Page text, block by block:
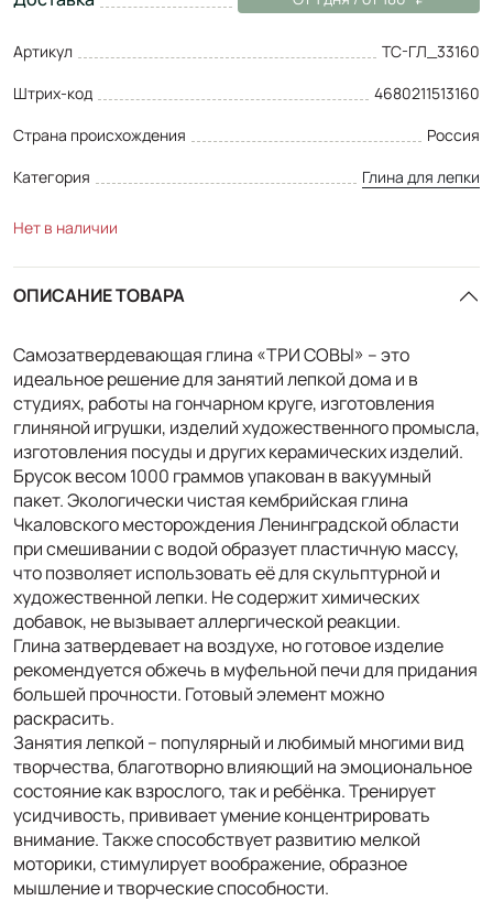
Артикул
ТС-ГЛ_33160
Штрих-код
4680211513160
Страна происхождения
Россия
Категория
Глина для лепки
Нет в наличии
ОПИСАНИЕ ТОВАРА
Самозатвердевающая глина «ТРИ СОВЫ» – это
идеальное решение для занятий лепкой дома и в
студиях, работы на гончарном круге, изготовления
глиняной игрушки, изделий художественного промысла,
изготовления посуды и других керамических изделий.
Брусок весом 1000 граммов упакован в вакуумный
пакет. Экологически чистая кембрийская глина
Чкаловского месторождения Ленинградской области
при смешивании с водой образует пластичную массу,
что позволяет использовать её для скульптурной и
художественной лепки. Не содержит химических
добавок, не вызывает аллергической реакции.
Глина затвердевает на воздухе, но готовое изделие
рекомендуется обжечь в муфельной печи для придания
большей прочности. Готовый элемент можно
раскрасить.
Занятия лепкой – популярный и любимый многими вид
творчества, благотворно влияющий на эмоциональное
состояние как взрослого, так и ребёнка. Тренирует
усидчивость, прививает умение концентрировать
внимание. Также способствует развитию мелкой
моторики, стимулирует воображение, образное
мышление и творческие способности.